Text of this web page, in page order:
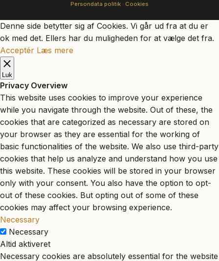
Persondata politik · Cookies
Denne side betytter sig af Cookies. Vi går ud fra at du er
ok med det. Ellers har du muligheden for at vælge det fra.
Acceptér Læs mere
Luk
Privacy Overview
This website uses cookies to improve your experience
while you navigate through the website. Out of these, the
cookies that are categorized as necessary are stored on
your browser as they are essential for the working of
basic functionalities of the website. We also use third-party
cookies that help us analyze and understand how you use
this website. These cookies will be stored in your browser
only with your consent. You also have the option to opt-
out of these cookies. But opting out of some of these
cookies may affect your browsing experience.
Necessary
Necessary
Altid aktiveret
Necessary cookies are absolutely essential for the website